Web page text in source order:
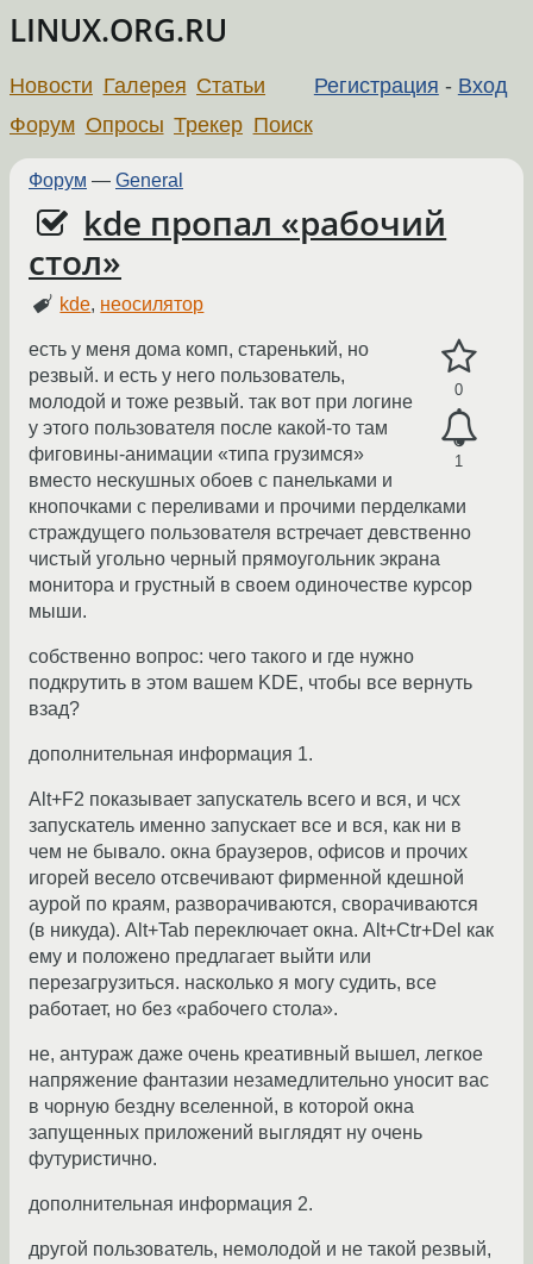
LINUX.ORG.RU
Регистрация - Вход
Новости Галерея Статьи
Форум Опросы Трекер Поиск
Форум — General
kde пропал «рабочий
стол»
kde, неосилятор
0
1
есть у меня дома комп, старенький, но
резвый. и есть у него пользователь,
молодой и тоже резвый. так вот при логине
у этого пользователя после какой-то там
фиговины-анимации «типа грузимся»
вместо нескушных обоев с панельками и
кнопочками с переливами и прочими перделками
страждущего пользователя встречает девственно
чистый угольно черный прямоугольник экрана
монитора и грустный в своем одиночестве курсор
мыши.
собственно вопрос: чего такого и где нужно
подкрутить в этом вашем KDE, чтобы все вернуть
взад?
дополнительная информация 1.
Alt+F2 показывает запускатель всего и вся, и чсх
запускатель именно запускает все и вся, как ни в
чем не бывало. окна браузеров, офисов и прочих
игорей весело отсвечивают фирменной кдешной
аурой по краям, разворачиваются, сворачиваются
(в никуда). Alt+Tab переключает окна. Alt+Ctr+Del как
ему и положено предлагает выйти или
перезагрузиться. насколько я могу судить, все
работает, но без «рабочего стола».
не, антураж даже очень креативный вышел, легкое
напряжение фантазии незамедлительно уносит вас
в чорную бездну вселенной, в которой окна
запущенных приложений выглядят ну очень
футуристично.
дополнительная информация 2.
другой пользователь, немолодой и не такой резвый,